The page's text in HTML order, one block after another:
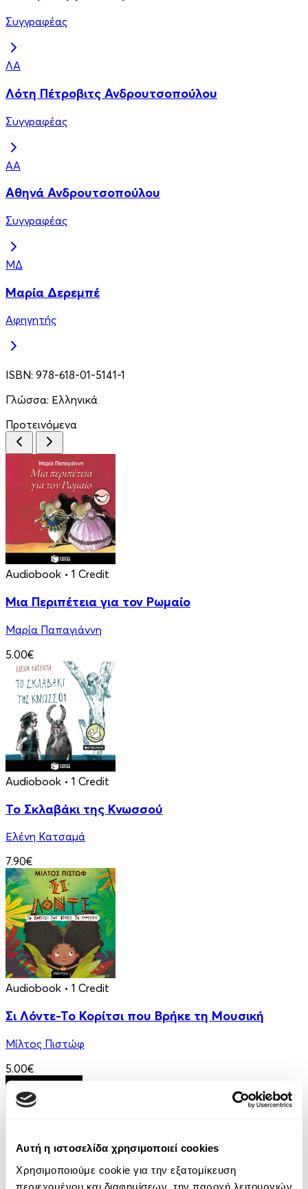
Αυτή η ιστοσελίδα χρησιμοποιεί cookies
Χρησιμοποιούμε cookie για την εξατομίκευση
περιεχομένου και διαφημίσεων, την παροχή λειτουργιών
Συγγραφέας
ΛΑ
Λότη Πέτροβιτς Ανδρουτσοπούλου
Συγγραφέας
ΑΑ
Αθηνά Ανδρουτσοπούλου
Συγγραφέας
ΜΔ
Μαρία Δερεμπέ
Αφηγητής
ISBN: 978-618-01-5141-1
Γλώσσα: Ελληνικά
Προτεινόμενα
Audiobook • 1 Credit
Μια Περιπέτεια για τον Ρωμαίο
Μαρία Παπαγιάννη
5.00€
Audiobook • 1 Credit
Το Σκλαβάκι της Κνωσσού
Ελένη Κατσαμά
7.90€
Audiobook • 1 Credit
Σι Λόντε-Το Κορίτσι που Βρήκε τη Μουσική
Μίλτος Πιστώφ
5.00€